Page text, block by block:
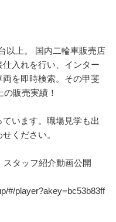
以上。 国内二輪車販売店
入れを行い、インター
を即時検索。その甲斐
販売実績！
います。職場見学も出
ください。
スタッフ紹介動画公開
#/player?akey=bc53b83ff